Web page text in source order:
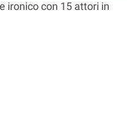
ironico con 15 attori in